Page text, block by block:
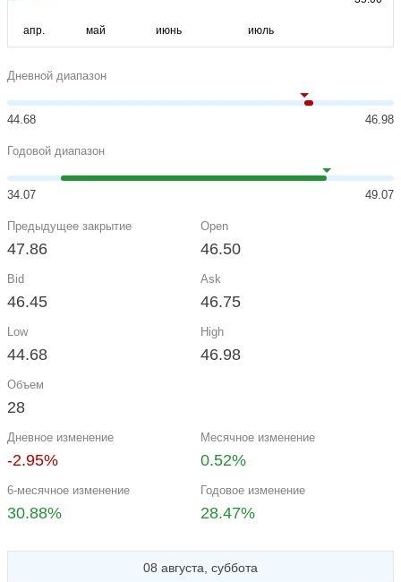
Дневной диапазон
44.68 46.98
Годовой диапазон
34.07 49.07
Предыдущее закрытие
47.86
Open
46.50
Bid
46.45
Ask
46.75
Low
44.68
High
46.98
Объем
28
Дневное изменение
-2.95%
Месячное изменение
0.52%
6-месячное изменение
30.88%
Годовое изменение
28.47%
08 августа, суббота